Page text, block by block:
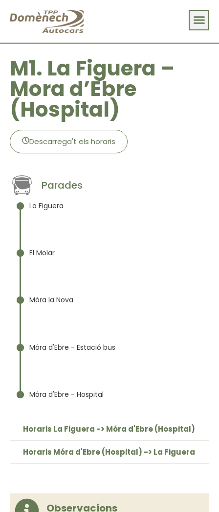
M1. La Figuera –
Mora d’Ebre
(Hospital)
Descarrega't els horaris
Parades
La Figuera
El Molar
Móra la Nova
Móra d'Ebre - Estació bus
Móra d'Ebre - Hospital
Horaris La Figuera -> Móra d'Ebre (Hospital)
Horaris Móra d'Ebre (Hospital) -> La Figuera
Observacions